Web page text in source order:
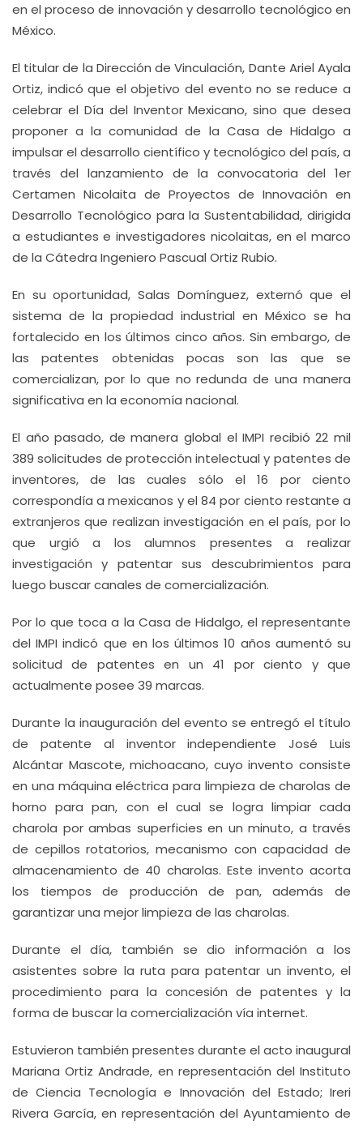
en el proceso de innovación y desarrollo tecnológico en
México.
El titular de la Dirección de Vinculación, Dante Ariel Ayala
Ortiz, indicó que el objetivo del evento no se reduce a
celebrar el Día del Inventor Mexicano, sino que desea
proponer a la comunidad de la Casa de Hidalgo a
impulsar el desarrollo científico y tecnológico del país, a
través del lanzamiento de la convocatoria del 1er
Certamen Nicolaita de Proyectos de Innovación en
Desarrollo Tecnológico para la Sustentabilidad, dirigida
a estudiantes e investigadores nicolaitas, en el marco
de la Cátedra Ingeniero Pascual Ortiz Rubio.
En su oportunidad, Salas Domínguez, externó que el
sistema de la propiedad industrial en México se ha
fortalecido en los últimos cinco años. Sin embargo, de
las patentes obtenidas pocas son las que se
comercializan, por lo que no redunda de una manera
significativa en la economía nacional.
El año pasado, de manera global el IMPI recibió 22 mil
389 solicitudes de protección intelectual y patentes de
inventores, de las cuales sólo el 16 por ciento
correspondía a mexicanos y el 84 por ciento restante a
extranjeros que realizan investigación en el país, por lo
que urgió a los alumnos presentes a realizar
investigación y patentar sus descubrimientos para
luego buscar canales de comercialización.
Por lo que toca a la Casa de Hidalgo, el representante
del IMPI indicó que en los últimos 10 años aumentó su
solicitud de patentes en un 41 por ciento y que
actualmente posee 39 marcas.
Durante la inauguración del evento se entregó el título
de patente al inventor independiente José Luis
Alcántar Mascote, michoacano, cuyo invento consiste
en una máquina eléctrica para limpieza de charolas de
horno para pan, con el cual se logra limpiar cada
charola por ambas superficies en un minuto, a través
de cepillos rotatorios, mecanismo con capacidad de
almacenamiento de 40 charolas. Este invento acorta
los tiempos de producción de pan, además de
garantizar una mejor limpieza de las charolas.
Durante el día, también se dio información a los
asistentes sobre la ruta para patentar un invento, el
procedimiento para la concesión de patentes y la
forma de buscar la comercialización vía internet.
Estuvieron también presentes durante el acto inaugural
Mariana Ortiz Andrade, en representación del Instituto
de Ciencia Tecnología e Innovación del Estado; Ireri
Rivera García, en representación del Ayuntamiento de